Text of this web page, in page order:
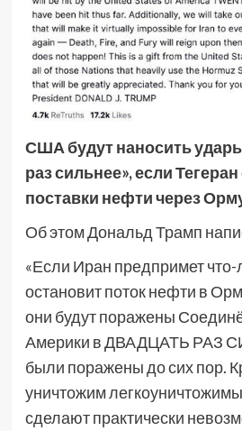
США будут наносить
раз сильнее», если
поставки нефти через
Об этом Дональд Трамп
«Если Иран предпримет что-
остановит поток нефти в
они будут поражены
Америки в ДВАДЦАТЬ РАЗ
были поражены до сих пор.
уничтожим
сделают практически